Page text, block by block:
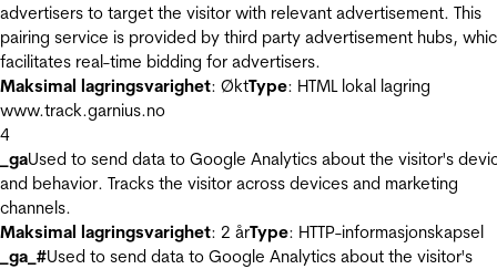
advertisers to target the visitor with relevant advertisement. This
pairing service is provided by third party advertisement hubs,
facilitates real-time bidding for advertisers.
Maksimal lagringsvarighet: ØktType: HTML lokal lagring
www.track.garnius.no
4
_gaUsed to send data to Google Analytics about the visitor's
and behavior. Tracks the visitor across devices and marketing
channels.
Maksimal lagringsvarighet: 2 årType: HTTP-informasjonskapsel
_ga_#Used to send data to Google Analytics about the visitor's